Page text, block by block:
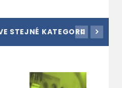
STEJNÉ KATEGORII